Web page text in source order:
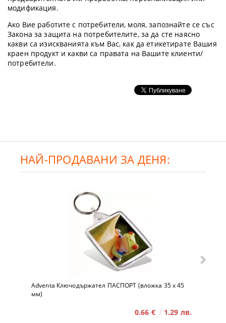
модификация.
Ако Вие работите с потребители, моля, запознайте се със
Закона за защита на потребителите, за да сте наясно
какви са изискванията към Вас, как да етикетирате Вашия
краен продукт и какви са правата на Вашите клиенти/
потребители.
НАЙ-ПРОДАВАНИ ЗА ДЕНЯ:
Adventa Ключодържател ПАСПОРТ (вложка 35 x 45
мм)
0.66 € 1.29 лв.